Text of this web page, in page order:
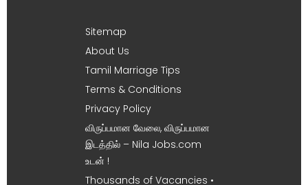
Sitemap
About Us
Tamil Marriage Tips
Terms & Conditions
Privacy Policy
விருப்பமான வேலை, விருப்பமான
இடத்தில் – Nila Jobs.com
உடன் !
Thousands of Vacancies •